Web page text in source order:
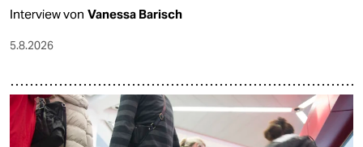
Interview von Vanessa Barisch
5.8.2026